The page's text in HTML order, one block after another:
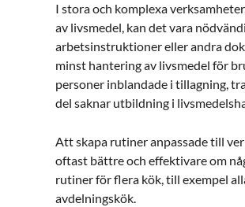
I stora och komplexa
av livsmedel, kan det vara
arbetsinstruktioner eller andra
minst hantering av livsmedel för
personer inblandade i tillagning,
del saknar utbildning i
Att skapa rutiner anpassade till
oftast bättre och effektivare om
rutiner för flera kök, till exempel
avdelningskök.